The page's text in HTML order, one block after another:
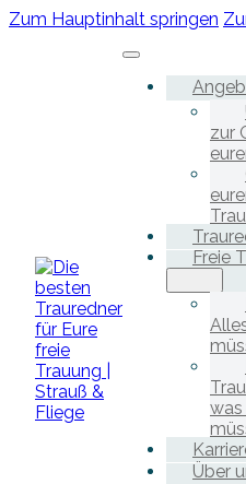
Zum Hauptinhalt springen
zur
Freie
was
Über